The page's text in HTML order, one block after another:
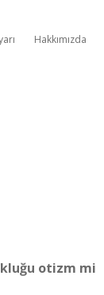
Hakkımızda
otizm mi